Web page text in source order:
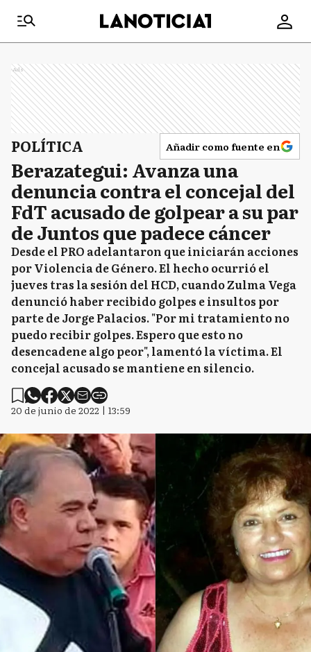
Ads
POLÍTICA Añadir como fuente en
Berazategui: Avanza una
denuncia contra el concejal del
FdT acusado de golpear a su par
de Juntos que padece cáncer
Desde el PRO adelantaron que iniciarán acciones
por Violencia de Género. El hecho ocurrió el
jueves tras la sesión del HCD, cuando Zulma Vega
denunció haber recibido golpes e insultos por
parte de Jorge Palacios. "Por mi tratamiento no
puedo recibir golpes. Espero que esto no
desencadene algo peor", lamentó la víctima. El
concejal acusado se mantiene en silencio.
20 de junio de 2022 | 13:59